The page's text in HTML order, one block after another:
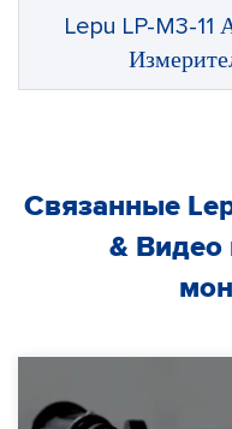
Lepu LP-M3-11
Связанные
& Видео